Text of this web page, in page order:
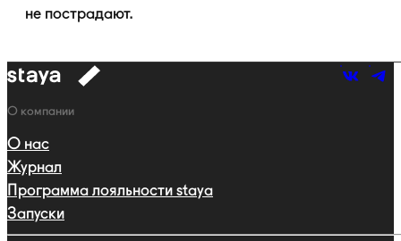
не пострадают.
к
Навигация
О компании
О нас
Журнал
Программа лояльности staya
Запуски